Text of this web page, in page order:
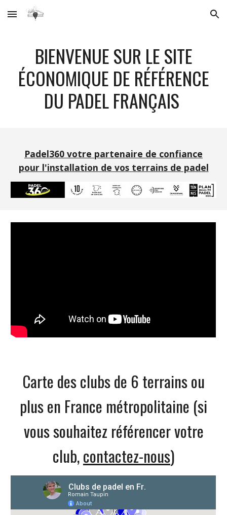
Skip to main content Skip to navigation
BIENVENUE SUR LE SITE
ÉCONOMIQUE DE RÉFÉRENCE
DU PADEL FRANÇAIS
Padel360 votre partenaire de confiance
pour l'installation de vos terrains de padel
Carte des clubs de 6 terrains ou
plus en France métropolitaine (si
vous souhaitez référencer votre
club,contactez-nous)